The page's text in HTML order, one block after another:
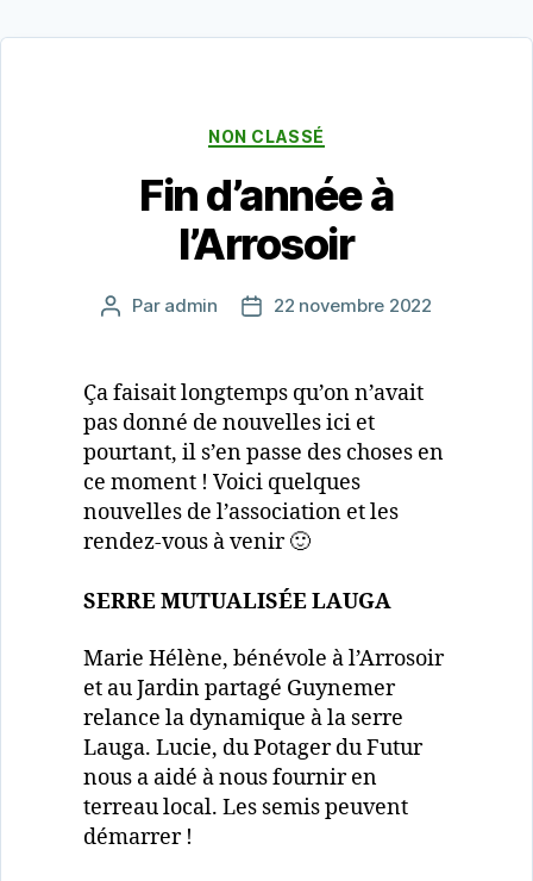
Catégories
NON CLASSÉ
Fin d’année à
l’Arrosoir
Auteur
Par admin
Date22 novembre 2022
Ça faisait longtemps qu’on n’avait
pas donné de nouvelles ici et
pourtant, il s’en passe des choses en
ce moment ! Voici quelques
nouvelles de l’association et les
rendez-vous à venir 🙂
SERRE MUTUALISÉE LAUGA
Marie Hélène, bénévole à l’Arrosoir
et au Jardin partagé Guynemer
relance la dynamique à la serre
Lauga. Lucie, du Potager du Futur
nous a aidé à nous fournir en
terreau local. Les semis peuvent
démarrer !